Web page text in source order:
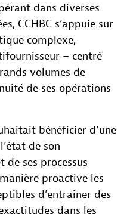
dans diverses
CCHBC s’appuie sur
complexe,
– centré
volumes de
de ses opérations
bénéficier d’une
de son
ses processus
proactive les
d’entraîner des
dans les